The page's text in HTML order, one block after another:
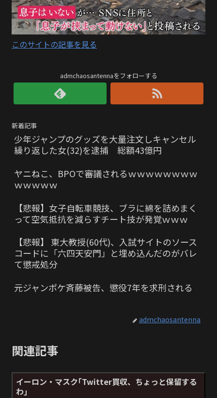
このサイトの記事を見る
admchaosantennaをフォローする
新着記事
少年ジャンプのグッズを大量注文しキャンセル
繰り返した女(32)を逮捕 総額43億円
ヤニねこ、BPOで審議されるｗｗｗｗｗｗｗｗ
ｗｗｗｗｗ
【悲報】女子自転車競技、ブラに綿を詰めまく
って空気抵抗を減らすチート技が発覚ｗｗｗ
【悲報】 東大教授(60代)、入試サイトのソース
コードに「六四天安門」と埋め込んだのがバレ
て懲戒処分
元ジャンポケ斉藤被告、懲役7年を求刑される
admchaosantenna
関連記事
イーロン・マスク｢Twitter買収、ちょっと保留する
わ｣